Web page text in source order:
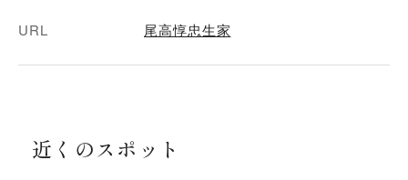
URL 尾高惇忠生家
近くのスポット